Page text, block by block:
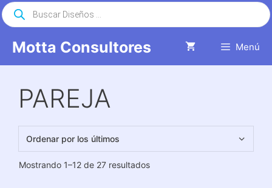
Saltar
al
Motta Consultores Menú
Búsqueda
de
productos
PAREJA
Mostrando 1–12 de 27 resultadosOrdenado